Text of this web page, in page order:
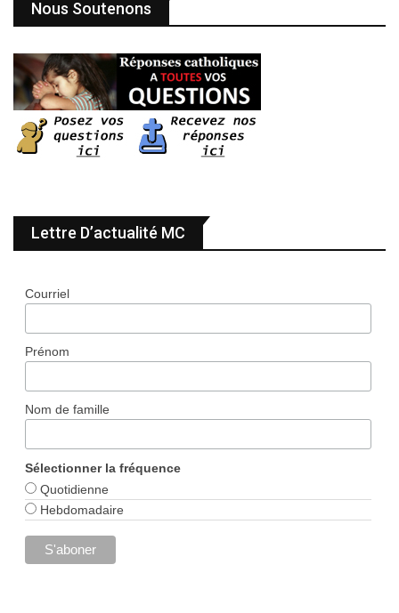
Nous Soutenons
Lettre D’actualité MC
Courriel
Prénom
Nom de famille
Sélectionner la fréquence
Quotidienne
Hebdomadaire